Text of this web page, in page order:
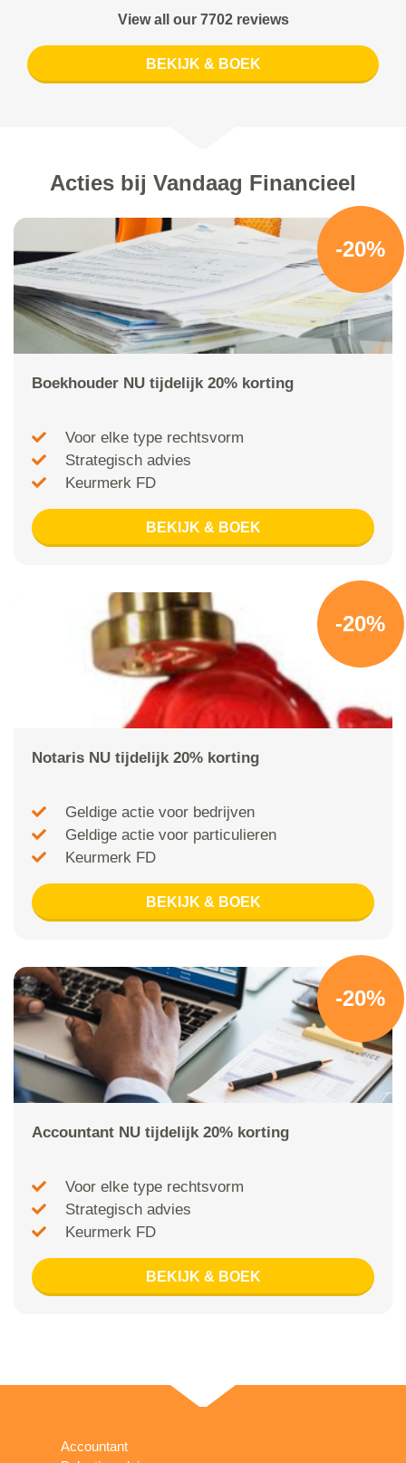
View all our 7702 reviews
BEKIJK & BOEK
Acties bij Vandaag Financieel
-20%
Boekhouder NU tijdelijk 20% korting
Voor elke type rechtsvorm
Strategisch advies
Keurmerk FD
BEKIJK & BOEK
-20%
Notaris NU tijdelijk 20% korting
Geldige actie voor bedrijven
Geldige actie voor particulieren
Keurmerk FD
BEKIJK & BOEK
-20%
Accountant NU tijdelijk 20% korting
Voor elke type rechtsvorm
Strategisch advies
Keurmerk FD
BEKIJK & BOEK
Accountant